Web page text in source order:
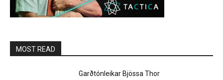
MOST READ
Garðtónleikar Bjössa Thor